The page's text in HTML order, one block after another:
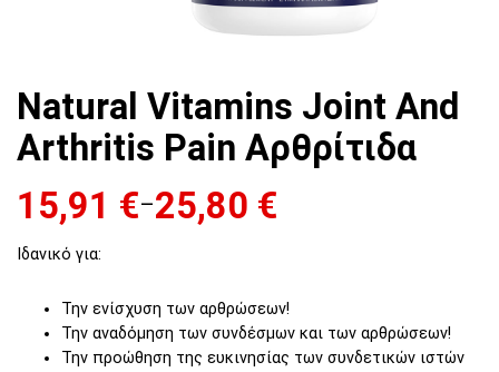
Natural Vitamins Joint And
Arthritis Pain Αρθρίτιδα
15,91 €–25,80 €
Price range: 15,91 € through 25,80 €
Ιδανικό για:
Την ενίσχυση των αρθρώσεων!
Την αναδόμηση των συνδέσμων και των αρθρώσεων!
Την προώθηση της ευκινησίας των συνδετικών ιστών